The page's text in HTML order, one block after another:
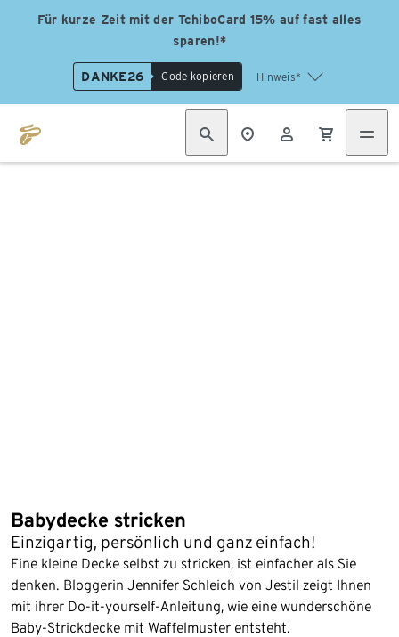
Für kurze Zeit mit der TchiboCard 15% auf fast alles
sparen!*
DANKE26 Code kopieren Hinweis*
Babydecke stricken
Einzigartig, persönlich und ganz einfach!
Eine kleine Decke selbst zu stricken, ist einfacher als Sie
denken. Bloggerin Jennifer Schleich von Jestil zeigt Ihnen
mit ihrer Do-it-yourself-Anleitung, wie eine wunderschöne
Baby-Strickdecke mit Waffelmuster entsteht.